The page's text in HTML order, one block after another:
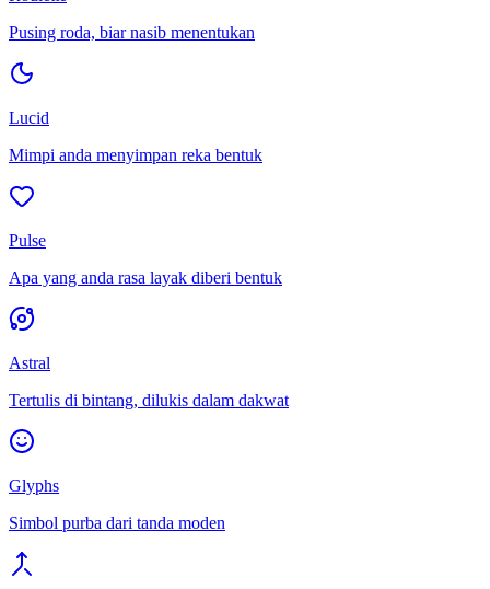
Pusing roda, biar nasib menentukan
Lucid
Mimpi anda menyimpan reka bentuk
Pulse
Apa yang anda rasa layak diberi bentuk
Astral
Tertulis di bintang, dilukis dalam dakwat
Glyphs
Simbol purba dari tanda moden